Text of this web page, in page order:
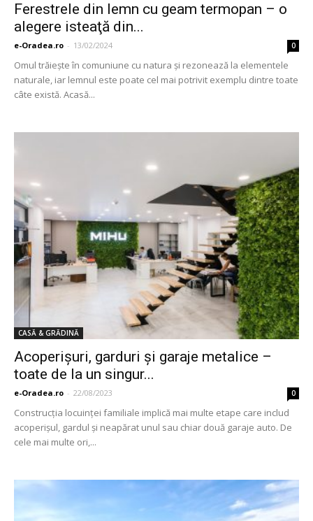
Ferestrele din lemn cu geam termopan – o
alegere isteaţă din...
e-Oradea.ro - 13/02/2024 0
Omul trăieşte în comuniune cu natura şi rezonează la elementele
naturale, iar lemnul este poate cel mai potrivit exemplu dintre toate
câte există. Acasă...
CASĂ & GRĂDINĂ
Acoperişuri, garduri şi garaje metalice –
toate de la un singur...
e-Oradea.ro - 22/08/2023 0
Construcţia locuinţei familiale implică mai multe etape care includ
acoperişul, gardul şi neapărat unul sau chiar două garaje auto. De
cele mai multe ori,...